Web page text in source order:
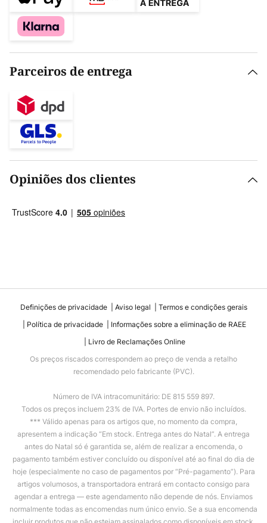
Parceiros de entrega
Opiniões dos clientes
Definições de privacidade Aviso legal
Termos e condições gerais
Política de privacidade
Informações sobre a eliminação de RAEE
Livro de Reclamações Online
Os preços riscados correspondem ao preço de venda a retalho
recomendado pelo fabricante (PVC).
Número de IVA intracomunitário: DE 815 559 897.
Todos os preços incluem 23% de IVA. Portes de envio não incluídos.
*** Válido apenas para os artigos que, no momento da compra,
apresentem a indicação “Em stock. Entrega antes do Natal”. A entrega
antes do Natal só é garantida se, além de realizar a encomenda, o
pagamento também estiver concluído ou disponível até ao final do dia de
hoje (especialmente no caso de pagamentos por “Pré-pagamento”). Para
artigos volumosos, a transportadora entrará em contacto consigo para
agendar a entrega — este agendamento não depende de nós. Enviamos
normalmente todas as encomendas num único envio. Se a sua encomenda